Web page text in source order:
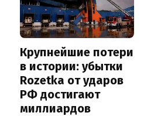
Крупнейшие потери
в истории: убытки
Rozetka от ударов
РФ достигают
миллиардов